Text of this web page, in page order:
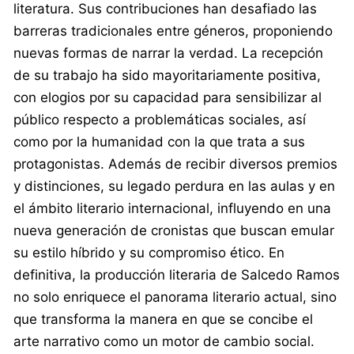
literatura. Sus contribuciones han desafiado las
barreras tradicionales entre géneros, proponiendo
nuevas formas de narrar la verdad. La recepción
de su trabajo ha sido mayoritariamente positiva,
con elogios por su capacidad para sensibilizar al
público respecto a problemáticas sociales, así
como por la humanidad con la que trata a sus
protagonistas. Además de recibir diversos premios
y distinciones, su legado perdura en las aulas y en
el ámbito literario internacional, influyendo en una
nueva generación de cronistas que buscan emular
su estilo híbrido y su compromiso ético. En
definitiva, la producción literaria de Salcedo Ramos
no solo enriquece el panorama literario actual, sino
que transforma la manera en que se concibe el
arte narrativo como un motor de cambio social.